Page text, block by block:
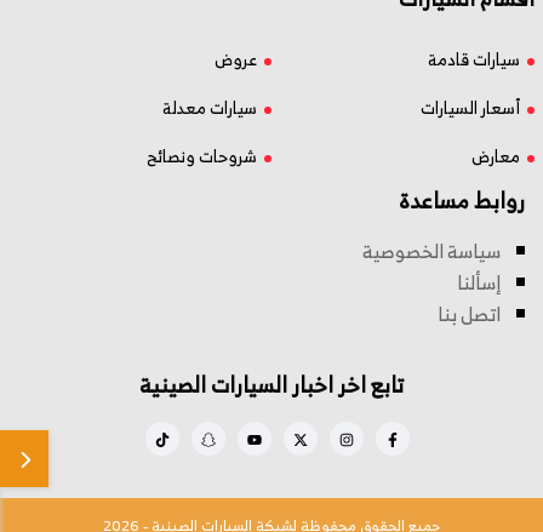
سيارات قادمة
عروض
أسعار السيارات
سيارات معدلة
معارض
شروحات ونصائح
روابط مساعدة
سياسة الخصوصية
إسألنا
اتصل بنا
تابع اخر اخبار السيارات الصينية
جميع الحقوق محفوظة لشبكة السيارات الصينية - 2026